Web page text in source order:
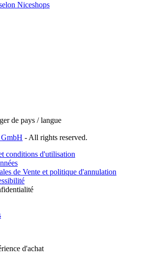
Niceshops
de pays / langue
GmbH - All rights reserved.
conditions d'utilisation
de Vente et politique d'annulation
d'achat